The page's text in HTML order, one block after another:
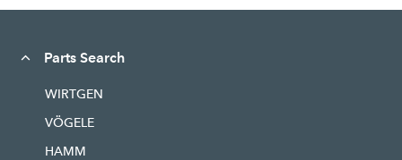
Parts Search
WIRTGEN
VÖGELE
HAMM